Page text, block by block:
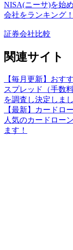
NISA(ニーサ)を始
会社をランキング！
証券会社比較
関連サイト
【毎月更新】おす
スプレッド（手数
を調査し決定しまし
【最新】カードロ
人気のカードロー
ます！